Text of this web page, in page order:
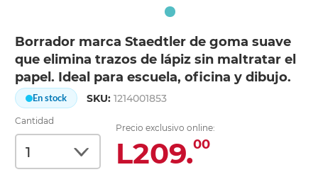
Borrador marca Staedtler de goma suave
que elimina trazos de lápiz sin maltratar el
papel. Ideal para escuela, oficina y dibujo.
En stock SKU:1214001853
Cantidad
Precio exclusivo online:
L209.00